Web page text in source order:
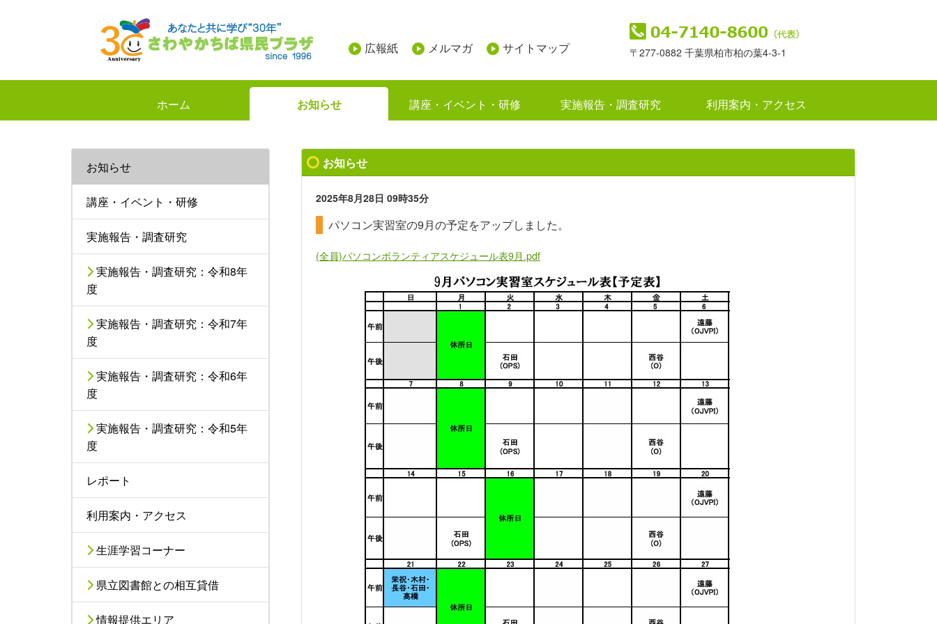
広報紙 メルマガ サイトマップ 〒277-0882 千葉県柏市柏の葉4-3-1
ホーム お知らせ 講座・イベント・研修 実施報告・調査研究 利用案内・アクセス
お知らせ
講座・イベント・研修
実施報告・調査研究
実施報告・調査研究：令和8年
度
実施報告・調査研究：令和7年
度
実施報告・調査研究：令和6年
度
実施報告・調査研究：令和5年
度
レポート
利用案内・アクセス
生涯学習コーナー
県立図書館との相互貸借
情報提供エリア
お知らせ
2025年8月28日 09時35分
パソコン実習室の9月の予定をアップしました。
(全員)パソコンボランティアスケジュール表9月.pdf